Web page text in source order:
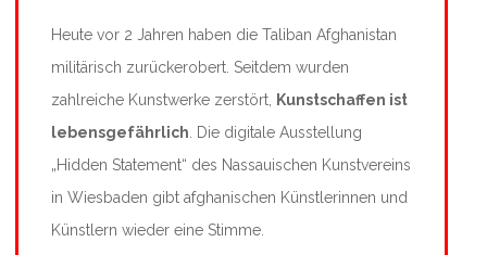
Heute vor 2 Jahren haben die Taliban Afghanistan
militärisch zurückerobert. Seitdem wurden
zahlreiche Kunstwerke zerstört,
Kunstschaffen ist
lebensgefährlich . Die digitale Ausstellung
„Hidden Statement“ des Nassauischen Kunstvereins
in Wiesbaden gibt afghanischen Künstlerinnen und
Künstlern wieder eine Stimme.